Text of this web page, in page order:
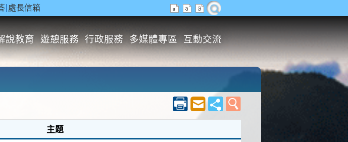
處長信箱
說教育 遊憩服務 行政服務 多媒體專區 互動交流
主題